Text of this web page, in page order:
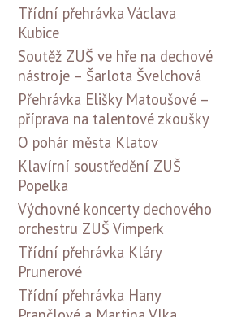
Třídní přehrávka Václava
Kubice
Soutěž ZUŠ ve hře na dechové
nástroje – Šarlota Švelchová
Přehrávka Elišky Matoušové –
příprava na talentové zkoušky
O pohár města Klatov
Klavírní soustředění ZUŠ
Popelka
Výchovné koncerty dechového
orchestru ZUŠ Vimperk
Třídní přehrávka Kláry
Prunerové
Třídní přehrávka Hany